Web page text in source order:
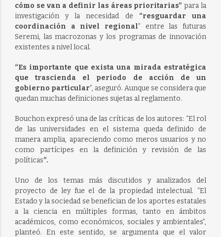
cómo se van a definir las áreas prioritarias” para la
investigación y la necesidad de “resguardar una
coordinación a nivel regional” entre las futuras
Seremi, las macrozonas y los programas de innovación
existentes a nivel local.
“Es importante que exista una mirada estratégica
que trascienda el periodo de acción de un
gobierno particular”, aseguró. Aunque se considera que
quedan muchas definiciones sujetas al reglamento.
Bouchon expresó una de las críticas de los autores: “El rol
de las universidades en el sistema queda definido de
manera amplia, apareciendo como meros usuarios y no
como partícipes en la definición y revisión de las
políticas”.
Uno de los temas más discutidos y analizados del
proyecto de ley fue el de la propiedad intelectual. “El
Estado y la sociedad se benefician de los aportes estatales
a la ciencia en múltiples formas, tanto en ámbitos
académicos, como económicos, sociales y ambientales”,
planteó. En este sentido, se argumenta que el valor